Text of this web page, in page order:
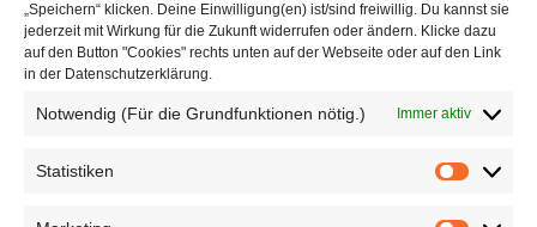
„Speichern“ klicken. Deine Einwilligung(en) ist/sind freiwillig. Du kannst sie
jederzeit mit Wirkung für die Zukunft widerrufen oder ändern. Klicke dazu
auf den Button "Cookies" rechts unten auf der Webseite oder auf den Link
in der Datenschutzerklärung.
Notwendig (Für die Grundfunktionen nötig.) Immer aktiv
Statistiken